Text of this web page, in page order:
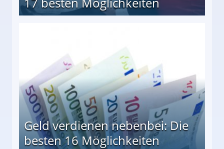
Geld verdienen nebenbei: Die
besten 16 Möglichkeiten